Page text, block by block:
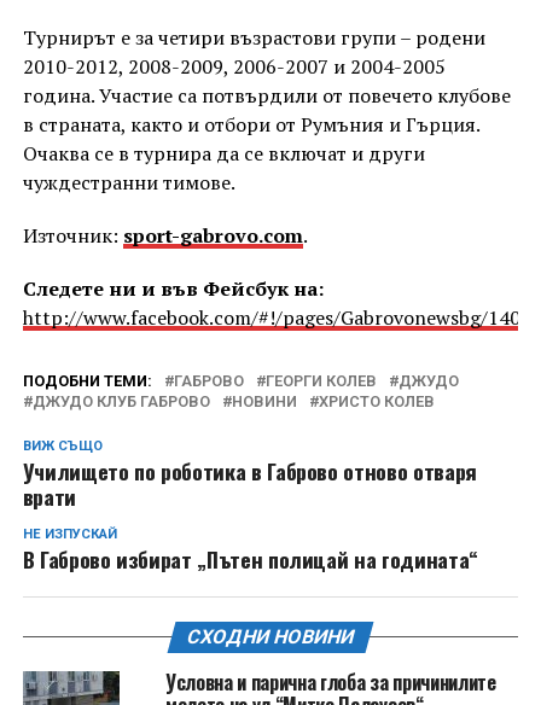
Турнирът е за четири възрастови групи – родени
2010-2012, 2008-2009, 2006-2007 и 2004-2005
година. Участие са потвърдили от повечето клубове
в страната, както и отбори от Румъния и Гърция.
Очаква се в турнира да се включат и други
чуждестранни тимове.
Източник: sport-gabrovo.com.
Следете ни и във Фейсбук на:
http://www.facebook.com/#!/pages/Gabrovonewsbg/
ПОДОБНИ ТЕМИ: ГАБРОВО ГЕОРГИ КОЛЕВ
ДЖУДО
ДЖУДО КЛУБ ГАБРОВО
НОВИНИ ХРИСТО КОЛЕВ
ВИЖ СЪЩО
Училището по роботика в Габрово отново отваря
врати
НЕ ИЗПУСКАЙ
В Габрово избират „Пътен полицай на годината“
СХОДНИ НОВИНИ
Условна и парична глоба за причинилите